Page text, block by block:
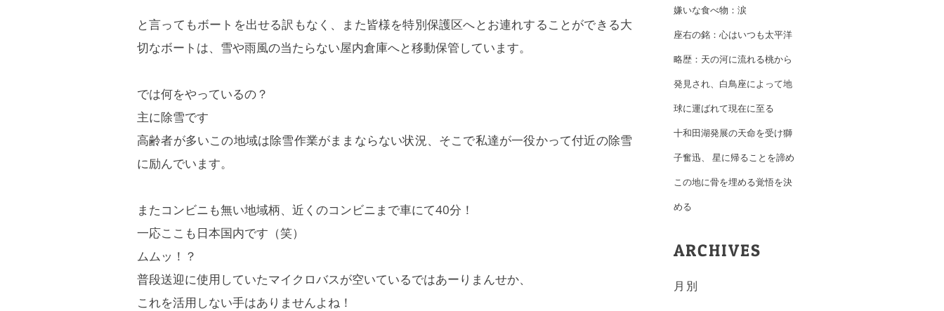
と言ってもボートを出せる訳もなく、また皆様を特別保護区へとお連れすることができる大
切なボートは、雪や雨風の当たらない屋内倉庫へと移動保管しています。
では何をやっているの？
主に除雪です
高齢者が多いこの地域は除雪作業がままならない状況、そこで私達が一役かって付近の除雪
に励んでいます。
またコンビニも無い地域柄、近くのコンビニまで車にて40分！
一応ここも日本国内です（笑）
ムムッ！？
普段送迎に使用していたマイクロバスが空いているではあーりまんせか、
これを活用しない手はありませんよね！
嫌いな食べ物：涙
座右の銘：心はいつも太平洋
略歴：天の河に流れる桃から
発見され、白鳥座によって地
球に運ばれて現在に至る
十和田湖発展の天命を受け獅
子奮迅、 星に帰ることを諦め
この地に骨を埋める覚悟を決
める
ARCHIVES
月別